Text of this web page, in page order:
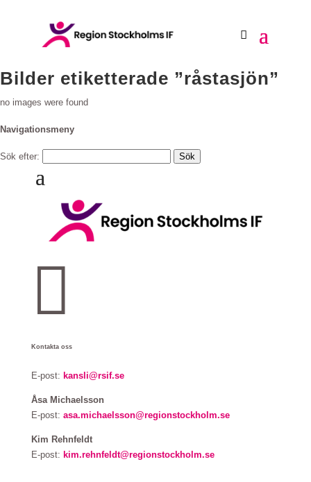
Bilder etiketterade ”råstasjön”
no images were found
Navigationsmeny
Sök efter:

Kontakta oss
E-post: kansli@rsif.se
Åsa Michaelsson
E-post: asa.michaelsson@regionstockholm.se
Kim Rehnfeldt
E-post: kim.rehnfeldt@regionstockholm.se